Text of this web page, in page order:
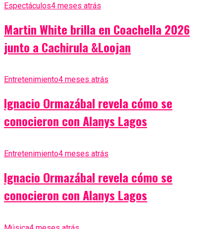
Espectáculos4 meses atrás
Martin White brilla en Coachella 2026
junto a Cachirula &Loojan
Entretenimiento4 meses atrás
Ignacio Ormazábal revela cómo se
conocieron con Alanys Lagos
Entretenimiento4 meses atrás
Ignacio Ormazábal revela cómo se
conocieron con Alanys Lagos